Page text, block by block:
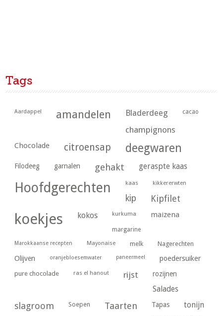
Tags
Aardappel amandelen Bladerdeeg cacao
champignons
Chocolade citroensap deegwaren
Filodeeg garnalen gehakt geraspte kaas
Hoofdgerechten kaas kikkererwten
kip Kipfilet
koekjes kokos kurkuma maizena
margarine
Marokkaanse recepten Mayonaise melk Nagerechten
Olijven oranjebloesemwater paneermeel poedersuiker
pure chocolade ras el hanout rijst rozijnen
Salades
slagroom Soepen Taarten Tapas tonijn